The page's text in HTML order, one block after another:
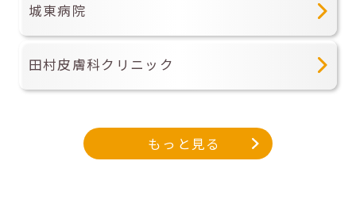
城東病院
田村皮膚科クリニック
もっと見る